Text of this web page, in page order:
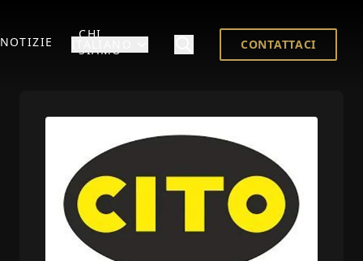
NOTIZIE
CHI
SIAMO
CONTATTACI